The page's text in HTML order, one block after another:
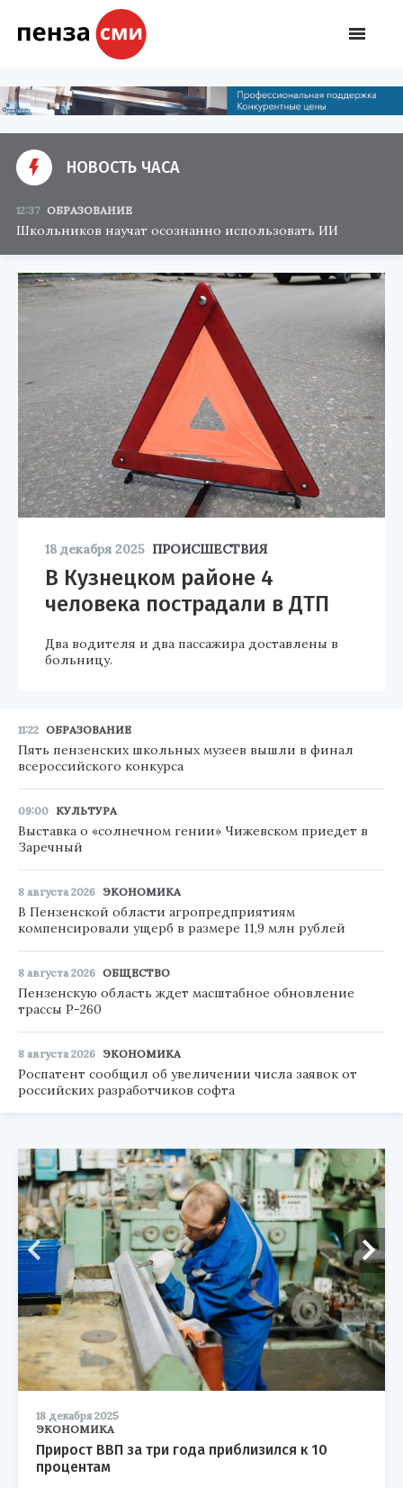
НОВОСТЬ ЧАСА
12:37 ОБРАЗОВАНИЕ
Школьников научат осознанно использовать ИИ
18 декабря 2025 ПРОИСШЕСТВИЯ
В Кузнецком районе 4
человека пострадали в ДТП
Два водителя и два пассажира доставлены в
больницу.
11:22 ОБРАЗОВАНИЕ
Пять пензенских школьных музеев вышли в финал
всероссийского конкурса
09:00 КУЛЬТУРА
Выставка о «солнечном гении» Чижевском приедет в
Заречный
8 августа 2026 ЭКОНОМИКА
В Пензенской области агропредприятиям
компенсировали ущерб в размере 11,9 млн рублей
8 августа 2026 ОБЩЕСТВО
Пензенскую область ждет масштабное обновление
трассы Р-260
8 августа 2026 ЭКОНОМИКА
Роспатент сообщил об увеличении числа заявок от
российских разработчиков софта
18 декабря 2025
ЭКОНОМИКА
Прирост ВВП за три года приблизился к 10
процентам